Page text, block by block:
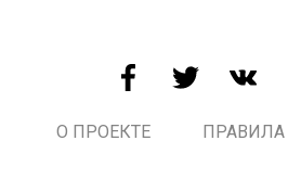
О ПРОЕКТЕ ПРАВИЛА